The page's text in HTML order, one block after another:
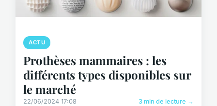
ACTU
Prothèses mammaires : les
différents types disponibles sur
le marché
22/06/2024 17:08 3 min de lecture →